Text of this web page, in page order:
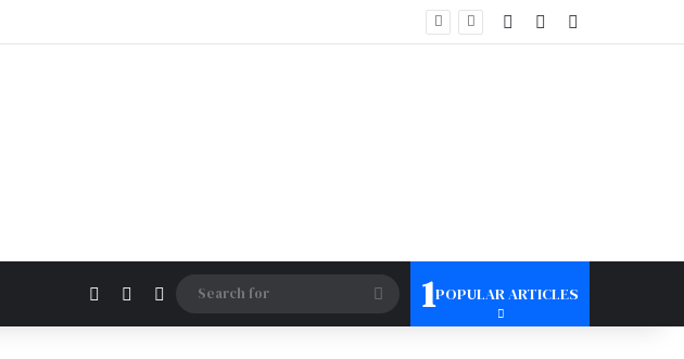
Log In Random Article
Log In SidebarSwitch skin
Search
for
1POPULAR ARTICLES